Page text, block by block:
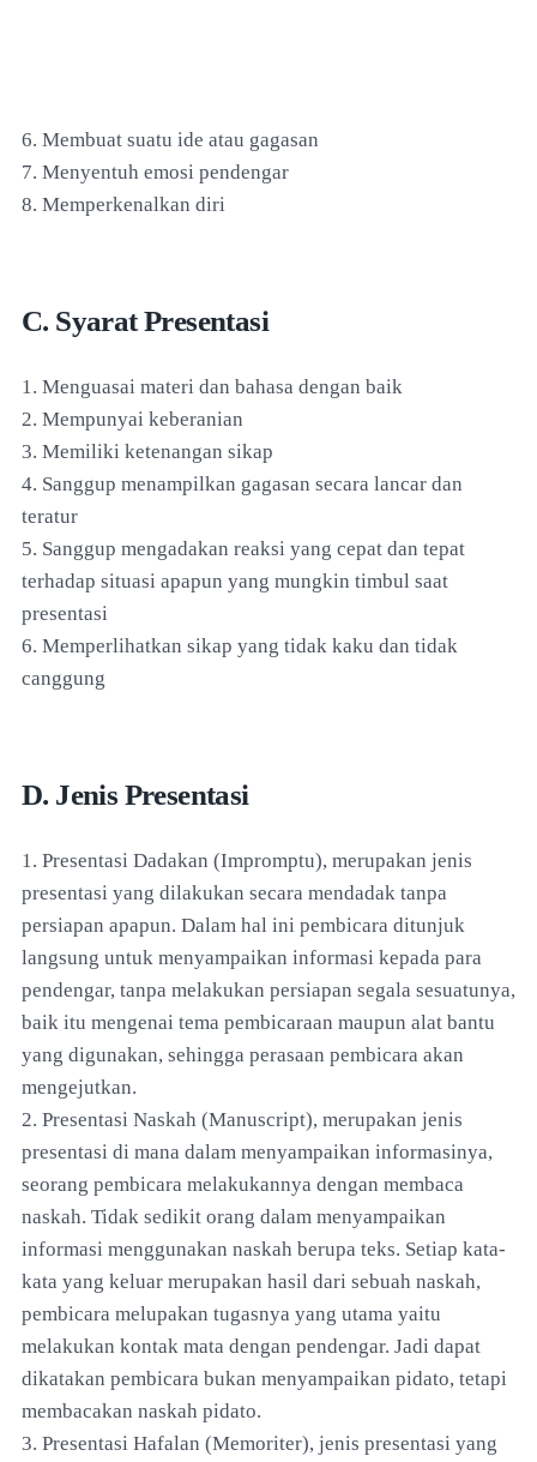
6. Membuat suatu ide atau gagasan
7. Menyentuh emosi pendengar
8. Memperkenalkan diri
C. Syarat Presentasi
1. Menguasai materi dan bahasa dengan baik
2. Mempunyai keberanian
3. Memiliki ketenangan sikap
4. Sanggup menampilkan gagasan secara lancar dan
teratur
5. Sanggup mengadakan reaksi yang cepat dan tepat
terhadap situasi apapun yang mungkin timbul saat
presentasi
6. Memperlihatkan sikap yang tidak kaku dan tidak
canggung
D. Jenis Presentasi
1. Presentasi Dadakan (Impromptu), merupakan jenis
presentasi yang dilakukan secara mendadak tanpa
persiapan apapun. Dalam hal ini pembicara ditunjuk
langsung untuk menyampaikan informasi kepada para
pendengar, tanpa melakukan persiapan segala sesuatunya,
baik itu mengenai tema pembicaraan maupun alat bantu
yang digunakan, sehingga perasaan pembicara akan
mengejutkan.
2. Presentasi Naskah (Manuscript), merupakan jenis
presentasi di mana dalam menyampaikan informasinya,
seorang pembicara melakukannya dengan membaca
naskah. Tidak sedikit orang dalam menyampaikan
informasi menggunakan naskah berupa teks. Setiap kata-
kata yang keluar merupakan hasil dari sebuah naskah,
pembicara melupakan tugasnya yang utama yaitu
melakukan kontak mata dengan pendengar. Jadi dapat
dikatakan pembicara bukan menyampaikan pidato, tetapi
membacakan naskah pidato.
3. Presentasi Hafalan (Memoriter), jenis presentasi yang